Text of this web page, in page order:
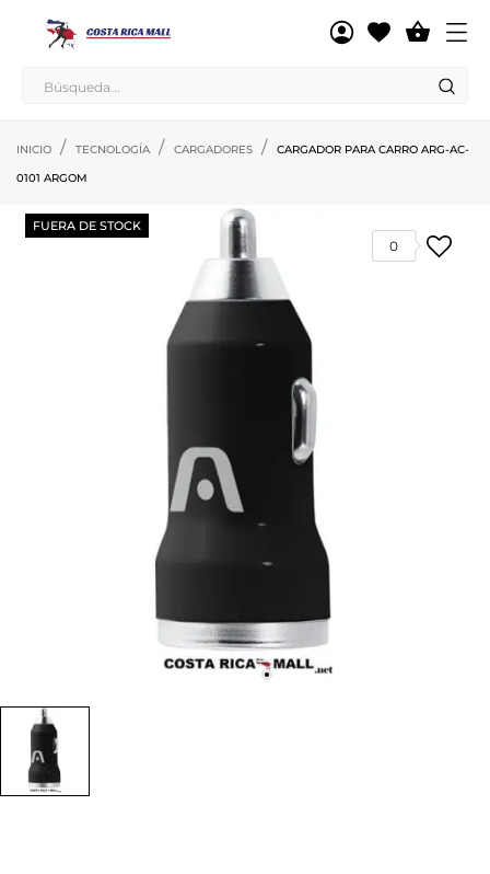

INICIO TECNOLOGÍA CARGADORES
CARGADOR PARA CARRO ARG-AC-
0101 ARGOM
FUERA DE STOCK
0